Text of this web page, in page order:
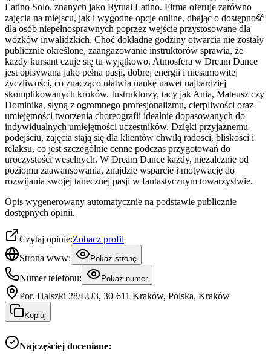
Latino Solo, znanych jako Rytuał Latino. Firma oferuje zarówno
zajęcia na miejscu, jak i wygodne opcje online, dbając o dostępność
dla osób niepełnosprawnych poprzez wejście przystosowane dla
wózków inwalidzkich. Choć dokładne godziny otwarcia nie zostały
publicznie określone, zaangażowanie instruktorów sprawia, że
każdy kursant czuje się tu wyjątkowo. Atmosfera w Dream Dance
jest opisywana jako pełna pasji, dobrej energii i niesamowitej
życzliwości, co znacząco ułatwia naukę nawet najbardziej
skomplikowanych kroków. Instruktorzy, tacy jak Ania, Mateusz czy
Dominika, słyną z ogromnego profesjonalizmu, cierpliwości oraz
umiejętności tworzenia choreografii idealnie dopasowanych do
indywidualnych umiejętności uczestników. Dzięki przyjaznemu
podejściu, zajęcia stają się dla klientów chwilą radości, bliskości i
relaksu, co jest szczególnie cenne podczas przygotowań do
uroczystości weselnych. W Dream Dance każdy, niezależnie od
poziomu zaawansowania, znajdzie wsparcie i motywację do
rozwijania swojej tanecznej pasji w fantastycznym towarzystwie.
Opis wygenerowany automatycznie na podstawie publicznie
dostępnych opinii.
Czytaj opinie:Zobacz profil
Strona www:
Pokaż stronę
Numer telefonu: Pokaż numer
Por. Halszki 28/LU3, 30-611 Kraków, Polska, Kraków
Kopiuj
Najczęściej doceniane: